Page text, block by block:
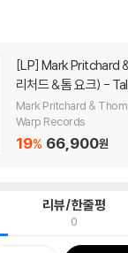
[LP]
리처드 & 톰 요크) -
Mark Pritchard &
Warp Records
19% 66,900원
리뷰/한줄평
0